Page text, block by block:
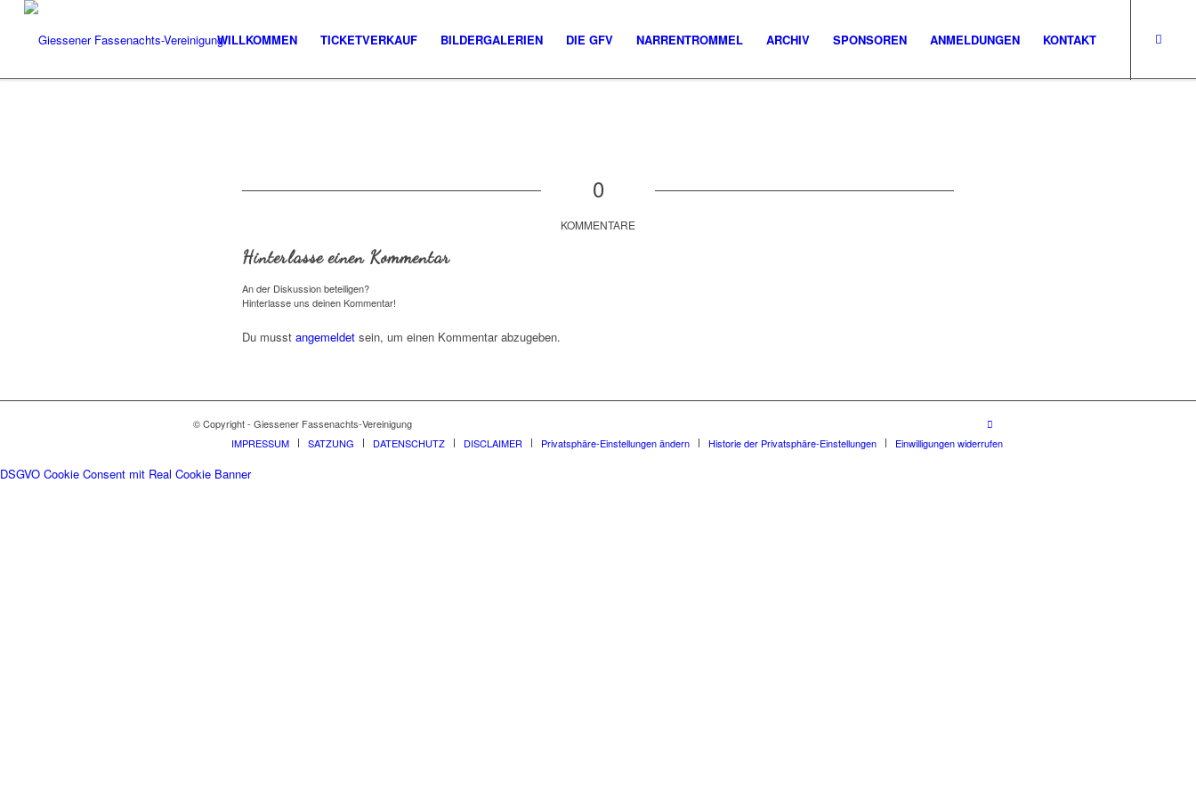
WILLKOMMEN TICKETVERKAUF BILDERGALERIEN DIE GFV NARRENTROMMEL ARCHIV SPONSOREN ANMELDUNGEN KONTAKT
0
KOMMENTARE
Hinterlasse einen Kommentar
An der Diskussion beteiligen?
Hinterlasse uns deinen Kommentar!
Du musst angemeldet sein, um einen Kommentar abzugeben.
© Copyright - Giessener Fassenachts-Vereinigung
IMPRESSUM
SATZUNG DATENSCHUTZ DISCLAIMER Privatsphäre-Einstellungen ändern Historie der Privatsphäre-Einstellungen Einwilligungen widerrufen
DSGVO Cookie Consent mit Real Cookie Banner